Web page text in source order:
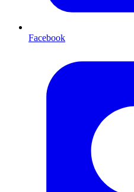
Facebook